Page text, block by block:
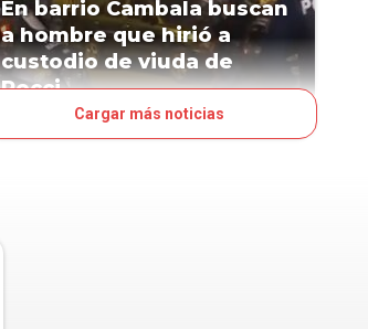
En barrio Cambala buscan
a hombre que hirió a
custodio de viuda de
Pecci
Cargar más noticias